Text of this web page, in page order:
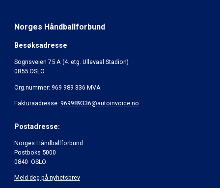
Norges Håndballforbund
Besøksadresse
Sognsveien 75 A (4. etg. Ullevaal Stadion)
0855 OSLO
Org.nummer: 969 989 336 MVA
Fakturaadresse: 969989336@autoinvoice.no
Postadresse:
Norges Håndballforbund
Postboks 5000
0840 OSLO
Meld deg på nyhetsbrev